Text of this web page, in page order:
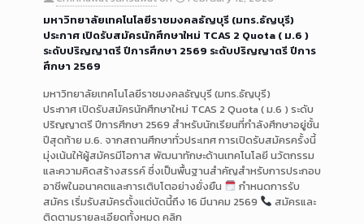
มหาวิทยาลัยเทคโนโลยีราชมงคลธัญบุรี (มทร.ธัญบุรี)
ประกาศ เปิดรับสมัครนักศึกษาใหม่ TCAS 2 Quota ( ม.6 )
ระดับปริญญาตรี ปีการศึกษา 2569 ระดับปริญญาตรี ปีการ
ศึกษา 2569
มหาวิทยาลัยเทคโนโลยีราชมงคลธัญบุรี (มทร.ธัญบุรี)
ประกาศ เปิดรับสมัครนักศึกษาใหม่ TCAS 2 Quota ( ม.6 ) ระดับ
ปริญญาตรี ปีการศึกษา 2569 สำหรับนักเรียนที่กำลังศึกษาอยู่ชั้น
ปีสุดท้าย ม.6. จากสถานศึกษาทั่วประเทศ การเปิดรับสมัครครั้งนี้
มุ่งเน้นให้ผู้สมัครมีโอกาส พัฒนาทักษะด้านเทคโนโลยี นวัตกรรม
และความคิดสร้างสรรค์ ซึ่งเป็นพื้นฐานสำคัญสำหรับการประกอบ
อาชีพในอนาคตและการเติบโตอย่างยั่งยืน
กำหนดการรับ
สมัคร เริ่มรับสมัครตั้งแต่บัดนี้ถึง 16 มีนาคม 2569
สมัครและ
ติดตามรายละเอียดทั้งหมด คลิก